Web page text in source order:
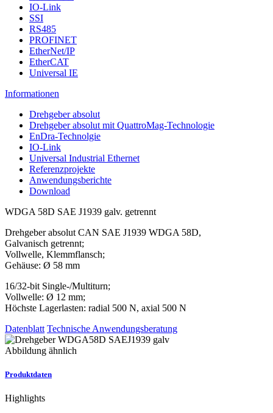
IO-Link
SSI
RS485
PROFINET
EtherNet/IP
EtherCAT
Universal IE
Informationen
Drehgeber absolut
Drehgeber absolut mit QuattroMag-Technologie
EnDra-Technolgie
IO-Link
Universal Industrial Ethernet
Referenzprojekte
Anwendungsberichte
Download
WDGA 58D SAE J1939 galv. getrennt
Drehgeber absolut CAN SAE J1939 WDGA 58D,
Galvanisch getrennt;
Vollwelle, Klemmflansch;
Gehäuse: Ø 58 mm
16/32-bit Single-/Multiturn;
Vollwelle: Ø 12 mm;
Höchste Lagerlasten: radial 500 N, axial 500 N
Datenblatt Technische Anwendungsberatung
Abbildung ähnlich
Produktdaten
Highlights